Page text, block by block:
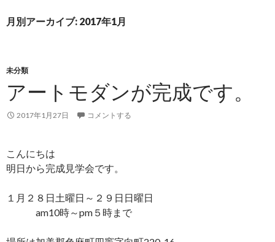
ン
キ
ッ
プ
月別アーカイブ: 2017年1月
未分類
アートモダンが完成です。
2017年1月27日 コメントする
こんにちは
明日から完成見学会です。
１月２８日土曜日～２９日日曜日
am10時～pm５時まで